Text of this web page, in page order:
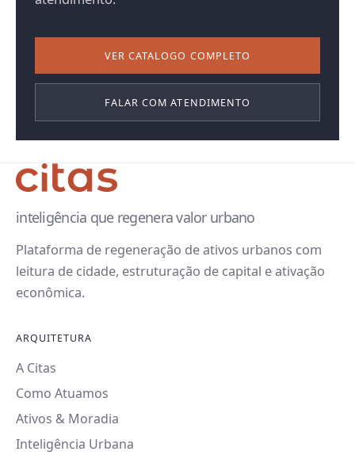
VER CATALOGO COMPLETO
FALAR COM ATENDIMENTO
inteligência que regenera valor urbano
Plataforma de regeneração de ativos urbanos com
leitura de cidade, estruturação de capital e ativação
econômica.
ARQUITETURA
A Citas
Como Atuamos
Ativos & Moradia
Inteligência Urbana